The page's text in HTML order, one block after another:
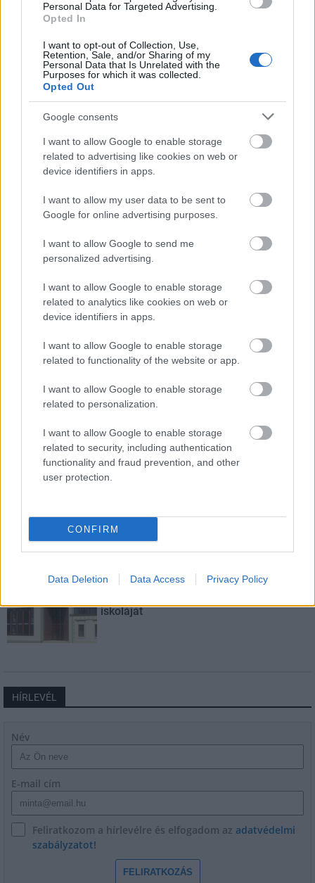
Personal Data for Targeted Advertising.
Opted In
I want to opt-out of Collection, Use,
Retention, Sale, and/or Sharing of my
Personal Data that Is Unrelated with the
Purposes for which it was collected.
Opted Out
Google consents
I want to allow Google to enable storage
related to advertising like cookies on web or
device identifiers in apps.
I want to allow my user data to be sent to
Google for online advertising purposes.
I want to allow Google to send me
personalized advertising.
I want to allow Google to enable storage
related to analytics like cookies on web or
device identifiers in apps.
I want to allow Google to enable storage
related to functionality of the website or app.
I want to allow Google to enable storage
related to personalization.
I want to allow Google to enable storage
related to security, including authentication
functionality and fraud prevention, and other
user protection.
CONFIRM
Data Deletion Data Access Privacy Policy
MAGYAR ÉPÍTŐK
Város-Teampannon Kereskedelmi és Szolgáltató Kft.
parkfelújítás
Újragondolják Lipótváros rejtett, zöld parkját
Indulhat a Honvéd tér megújításának tervezése, ahol a
klímatudatos gondolkodás és a helyi identitás erősítése kerül a
középpontba.
Történelmi táj, amelynek minden köve
mesél – megújul a tatai Angolkert
M1 bővítés: már zajlik a teljesen új
Bicske Kelet csomópont építése
csomópont épül Angyalföldön
Másfélszeresére bővítik
iskoláját
HÍRLEVÉL
Név
E-mail cím
Feliratkozom a hírlevélre és elfogadom az adatvédelmi
szabályzatot!
FELIRATKOZÁS